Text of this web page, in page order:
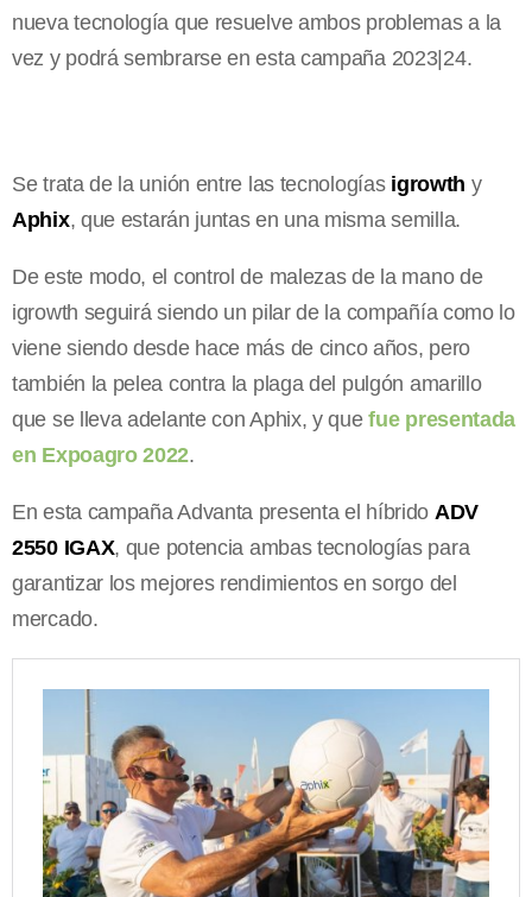
nueva tecnología que resuelve ambos problemas a la
vez y podrá sembrarse en esta campaña 2023|24.
Se trata de la unión entre las tecnologías igrowth y
Aphix, que estarán juntas en una misma semilla.
De este modo, el control de malezas de la mano de
igrowth seguirá siendo un pilar de la compañía como lo
viene siendo desde hace más de cinco años, pero
también la pelea contra la plaga del pulgón amarillo
que se lleva adelante con Aphix, y quefue presentada
en Expoagro 2022.
En esta campaña Advanta presenta el híbrido ADV
2550 IGAX, que potencia ambas tecnologías para
garantizar los mejores rendimientos en sorgo del
mercado.